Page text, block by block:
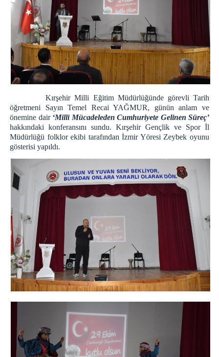
Kırşehir Milli Eğitim Müdürlüğünde görevli Tarih
öğretmeni Sayın Temel Recai YAĞMUR, günün anlam ve
önemine dair ‘Milli Mücadeleden Cumhuriyete Gelinen Süreç’
hakkındaki konferansını sundu. Kırşehir Gençlik ve Spor İl
Müdürlüğü folklor ekibi tarafından İzmir Yöresi Zeybek oyunu
gösterisi yapıldı.